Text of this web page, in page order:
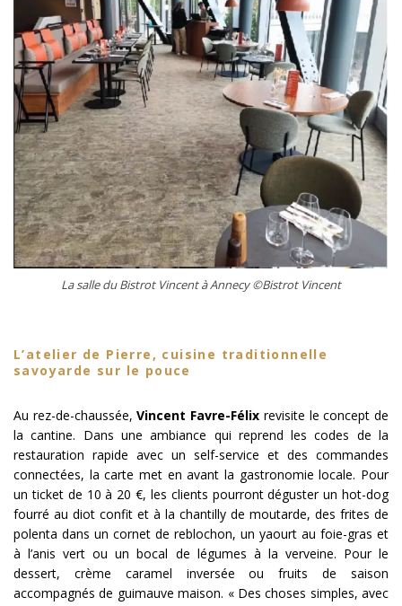
La salle du Bistrot Vincent à Annecy ©Bistrot Vincent
L’atelier de Pierre, cuisine traditionnelle
savoyarde sur le pouce
Au rez-de-chaussée,Vincent Favre-Félix revisite le concept de
la cantine. Dans une ambiance qui reprend les codes de la
restauration rapide avec un self-service et des commandes
connectées, la carte met en avant la gastronomie locale. Pour
un ticket de 10 à 20 €, les clients pourront déguster un hot-dog
fourré au diot confit et à la chantilly de moutarde, des frites de
polenta dans un cornet de reblochon, un yaourt au foie-gras et
à l’anis vert ou un bocal de légumes à la verveine. Pour le
dessert, crème caramel inversée ou fruits de saison
accompagnés de guimauve maison. « Des choses simples, avec